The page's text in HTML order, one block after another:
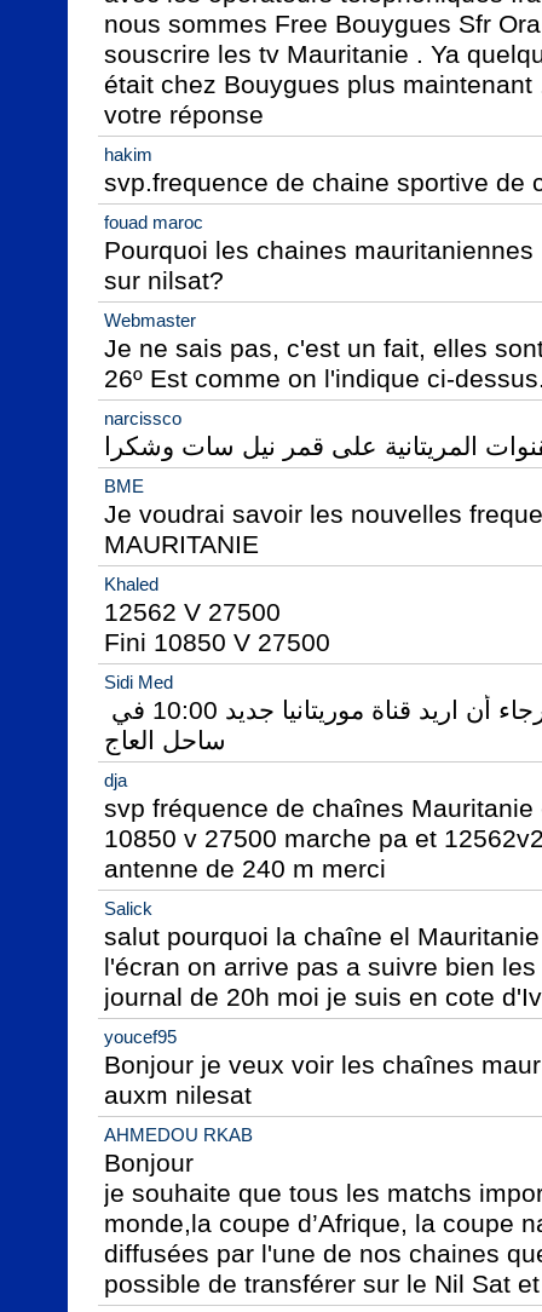
nous sommes Free Bouygues Sfr
souscrire les tv Mauritanie . Ya
était chez Bouygues plus
votre réponse
hakim
svp.frequence de chaine sportive de
fouad maroc
Pourquoi les chaines
sur nilsat?
Webmaster
Je ne sais pas, c'est un fait, elles
26º Est comme on l'indique ci-
narcissco
المريتانية على قمر نيل سات وشكرا
BME
Je voudrai savoir les nouvelles
MAURITANIE
Khaled
12562 V 27500
Fini 10850 V 27500
Sidi Med
ساحل العاج
dja
svp fréquence de chaînes
10850 v 27500 marche pa et
antenne de 240 m merci
Salick
salut pourquoi la chaîne el
l'écran on arrive pas a suivre bien
journal de 20h moi je suis en cote
youcef95
Bonjour je veux voir les chaînes
auxm nilesat
AHMEDOU RKAB
Bonjour
je souhaite que tous les matchs
monde,la coupe d’Afrique, la coupe
diffusées par l'une de nos chaines
possible de transférer sur le Nil Sat